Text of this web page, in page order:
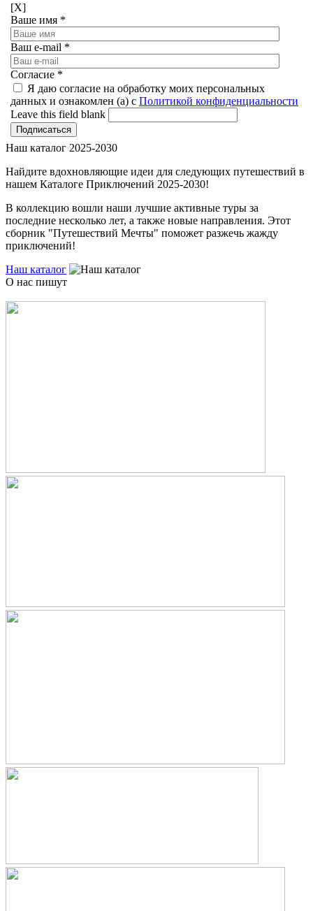
[X]
Ваше имя *
Ваш e-mail *
Согласие *
Я даю согласие на обработку моих персональных
данных и ознакомлен (а) с Политикой конфиденциальности
Leave this field blank
Наш каталог 2025-2030
Найдите вдохновляющие идеи для следующих путешествий в
нашем Каталоге Приключений 2025-2030!
В коллекцию вошли наши лучшие активные туры за
последние несколько лет, а также новые направления. Этот
сборник "Путешествий Мечты" поможет разжечь жажду
приключений!
Наш каталог
О нас пишут